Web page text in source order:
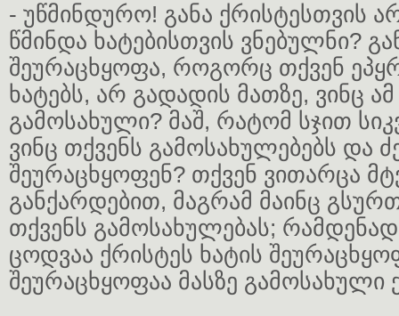
- უწმინდურო! განა ქრისტესთვის არ
წმინდა ხატებისთვის ვნებულნი?
შეურაცხყოფა, როგორც თქვენ
ხატებს, არ გადადის მათზე, ვინც ამ
გამოსახული? მაშ, რატომ სჯით
ვინც თქვენს გამოსახულებებს და
შეურაცხყოფენ? თქვენ ვითარცა
განქარდებით, მაგრამ მაინც
თქვენს გამოსახულებას;
ცოდვაა ქრისტეს ხატის
შეურაცხყოფაა მასზე გამოსახული